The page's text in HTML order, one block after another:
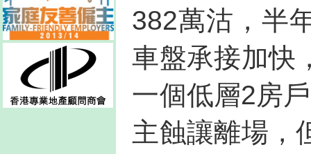
382萬沽，半
車盤承接加快
一個低層2房
主蝕讓離場，